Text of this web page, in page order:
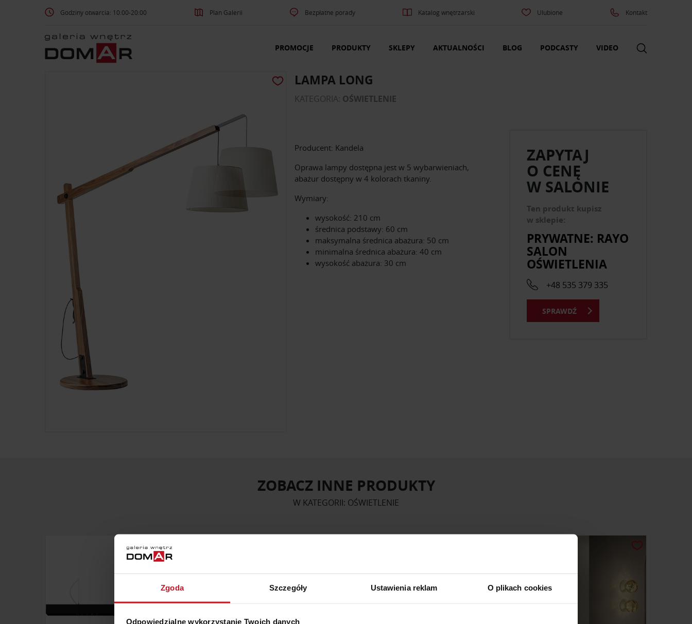
Zgoda Szczegóły Ustawienia reklam O plikach cookies
Odpowiedzialne wykorzystanie Twoich danych
Godziny otwarcia: 10:00-20:00 Plan Galerii Bezpłatne porady Katalog wnętrzarski Ulubione Kontakt
PROMOCJE PRODUKTY SKLEPY AKTUALNOŚCI BLOG PODCASTY VIDEO
LAMPA LONG
KATEGORIA: OŚWIETLENIE
Producent: Kandela
Oprawa lampy dostępna jest w 5 wybarwieniach,
abażur dostępny w 4 kolorach tkaniny.
Wymiary:
wysokość: 210 cm
średnica podstawy: 60 cm
maksymalna średnica abażura: 50 cm
minimalna średnica abażura: 40 cm
wysokość abażura: 30 cm
ZAPYTAJ
O CENĘ
W SALONIE
Ten produkt kupisz
w sklepie:
PRYWATNE: RAYO
SALON
OŚWIETLENIA
+48 535 379 335
SPRAWDŹ
ZOBACZ INNE PRODUKTY
W KATEGORII: OŚWIETLENIE